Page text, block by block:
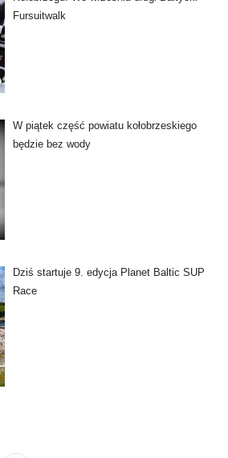
Fursuitwalk
W piątek część powiatu kołobrzeskiego
będzie bez wody
Dziś startuje 9. edycja Planet Baltic SUP
Race